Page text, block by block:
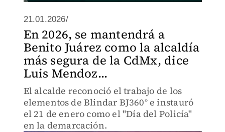
21.01.2026/
En 2026, se mantendrá a
Benito Juárez como la alcaldía
más segura de la CdMx, dice
Luis Mendoz...
El alcalde reconoció el trabajo de los
elementos de Blindar BJ360° e instauró
el 21 de enero como el "Día del Policía"
en la demarcación.